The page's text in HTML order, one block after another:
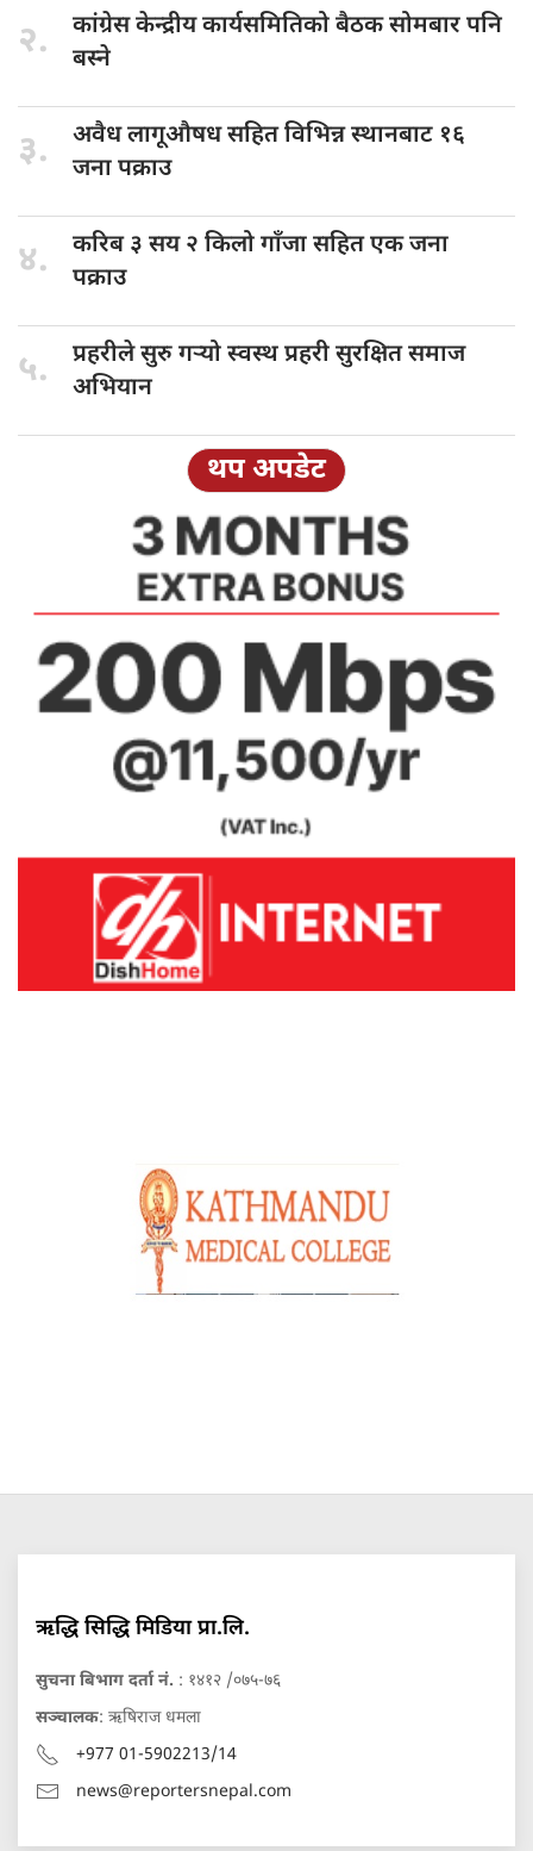
२. कांग्रेस केन्द्रीयकार्यसमितिको बैठक सोमबार पनि
बस्ने
३. अवैध लागूऔषधसहित विभिन्न स्थानबाट १६
जना पक्राउ
४. करिब ३ सय २ किलो गाँजा सहित एक जना
पक्राउ
५. प्रहरीले सुरुगर्‍यो स्वस्थ प्रहरी सुरक्षित समाज
अभियान
थप अपडेट
ऋद्धि सिद्धि मिडिया प्रा.लि.
सुचना बिभाग दर्ता नं. : १४१२ /०७५-७६
सञ्चालक: ऋषिराज धमला
+977 01-5902213/14
news@reportersnepal.com